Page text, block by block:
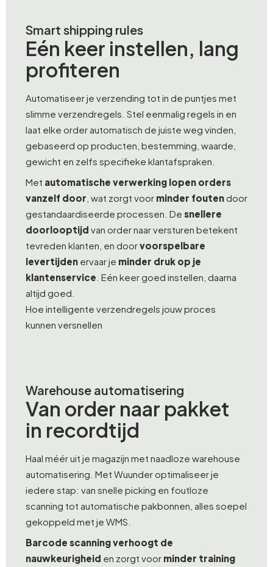
Smart shipping rules
Eén keer instellen, lang
profiteren
Automatiseer je verzending tot in de puntjes met
slimme verzendregels. Stel eenmalig regels in en
laat elke order automatisch de juiste weg vinden,
gebaseerd op producten, bestemming, waarde,
gewicht en zelfs specifieke klantafspraken.
Met automatische verwerking lopen orders
vanzelf door , wat zorgt voor minder foutendoor
gestandaardiseerde processen. De snellere
doorlooptijd van order naar versturen betekent
tevreden klanten, en doorvoorspelbare
levertijden ervaar je minder druk op je
klantenservice . Eén keer goed instellen, daarna
altijd goed.
Hoe intelligente verzendregels jouw proces
kunnen versnellen
Warehouse automatisering
Van order naar pakket
in recordtijd
Haal méér uit je magazijn met naadloze warehouse
automatisering. Met Wuunder optimaliseer je
iedere stap: van snelle picking en foutloze
scanning tot automatische pakbonnen, alles soepel
gekoppeld met je WMS.
Barcode scanning verhoogt de
nauwkeurigheid en zorgt voor minder training